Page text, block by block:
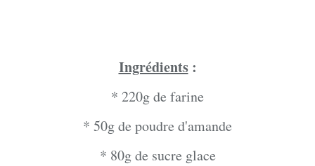
Ingrédients:
* 220g de farine
* 50g de poudre d'amande
* 80g de sucre glace